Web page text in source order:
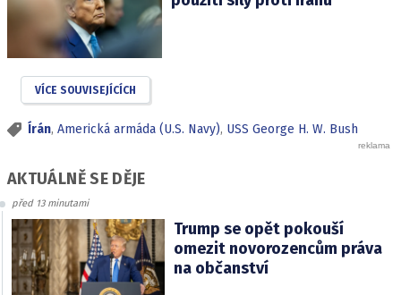
VÍCE SOUVISEJÍCÍCH
Írán, Americká armáda (U.S. Navy), USS George H. W. Bush
AKTUÁLNĚ SE DĚJE
před 13 minutami
Trump se opět pokouší
omezit novorozencům práva
na občanství